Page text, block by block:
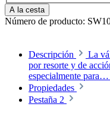
A la cesta
Número de producto:
Descripción
La
por resorte y de
especialmente para…
Propiedades
Pestaña 2